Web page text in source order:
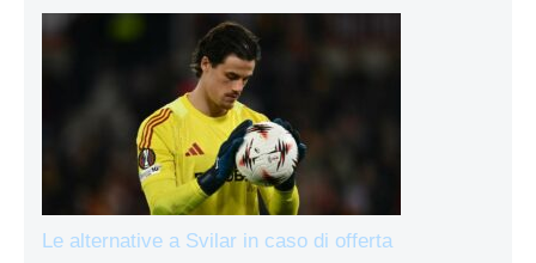
Le alternative a Svilar in caso di offerta